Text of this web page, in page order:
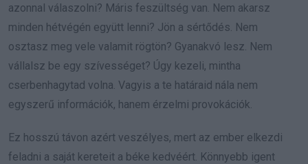
azonnal válaszolni? Máris feszültség van. Nem akarsz
minden hétvégén együtt lenni? Jön a sértődés. Nem
osztasz meg vele valamit rögtön? Gyanakvó lesz. Nem
vállalsz be egy szívességet? Úgy kezeli, mintha
cserbenhagytad volna. Vagyis a te határaid nála nem
egyszerű információk, hanem érzelmi provokációk.
Ez hosszú távon azért veszélyes, mert az ember elkezdi
feladni a saját kereteit a béke kedvéért. Könnyebb igent